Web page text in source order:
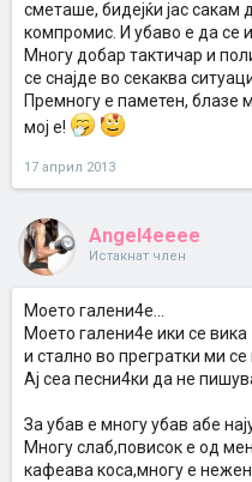
сметаше, бидејќи јас сакам
компромис. И убаво е да се
Многу добар тактичар и
се снајде во секаква
Премногу е паметен, блазе
мој е!
17 април 2013
Angel4eeee
Истакнат член
Моето галени4е...
Моето галени4е ики се вика
и стално во прегратки ми се
Ај сеа песни4ки да не
За убав е многу убав абе
Многу слаб,повисок е од
кафеава коса,многу е